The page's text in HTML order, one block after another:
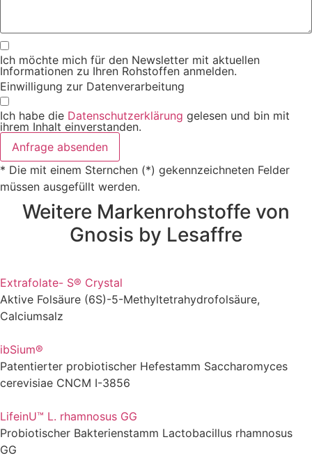
Ich möchte mich für den Newsletter mit aktuellen
Informationen zu Ihren Rohstoffen anmelden.
Einwilligung zur Datenverarbeitung
Ich habe die Datenschutzerklärung gelesen und bin mit
ihrem Inhalt einverstanden.
Anfrage absenden
* Die mit einem Sternchen (*) gekennzeichneten Felder
müssen ausgefüllt werden.
Weitere Markenrohstoffe von
Gnosis by Lesaffre
Extrafolate- S® Crystal
Aktive Folsäure (6S)-5-Methyltetrahydrofolsäure,
Calciumsalz
ibSium®
Patentierter probiotischer Hefestamm Saccharomyces
cerevisiae CNCM I-3856
LifeinU™ L. rhamnosus GG
Probiotischer Bakterienstamm Lactobacillus rhamnosus
GG